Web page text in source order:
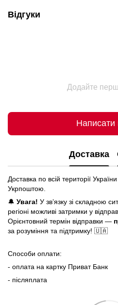
Відгуки
Додайте
Написати
Доставка
Доставка по всій території
Укрпоштою.
🔔 Увага! У зв’язку зі складною
регіоні можливі затримки у
Орієнтовний термін відправки —
за розуміння та підтримку! 🇺🇦
Способи оплати:
- оплата на картку Приват Банк
- післяплата